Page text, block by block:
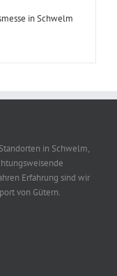
in Schwelm
in Schwelm,
Erfahrung sind wir
von Gütern.